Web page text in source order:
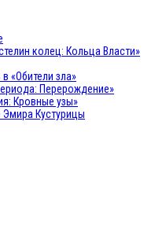
колец: Кольца Власти»
«Обители зла»
Перерождение»
Кровные узы»
Кустурицы